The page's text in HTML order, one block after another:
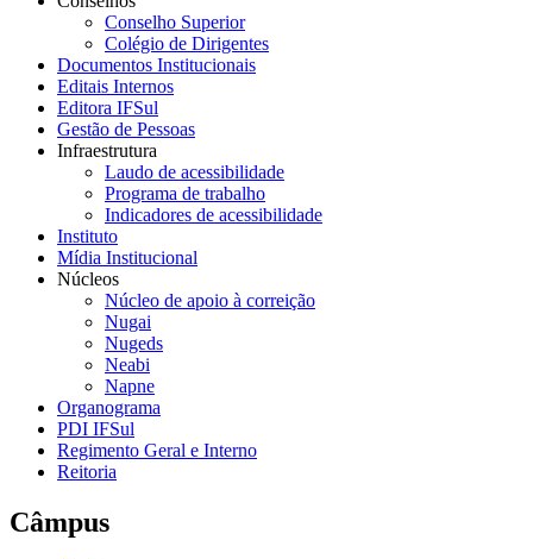
Conselho Superior
Colégio de Dirigentes
Documentos Institucionais
Editais Internos
Editora IFSul
Gestão de Pessoas
Infraestrutura
Laudo de acessibilidade
Programa de trabalho
Indicadores de acessibilidade
Instituto
Mídia Institucional
Núcleos
Núcleo de apoio à correição
Nugai
Nugeds
Neabi
Napne
Organograma
PDI IFSul
Regimento Geral e Interno
Reitoria
Câmpus